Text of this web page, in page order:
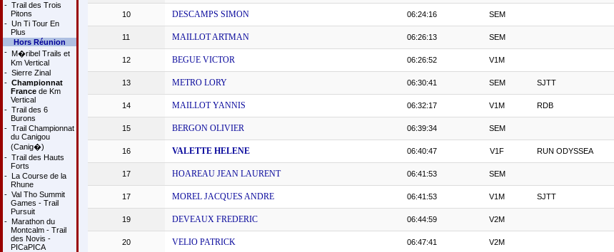
- Trail des Trois
Pitons
- Un Ti Tour En
Plus
Hors Réunion
- M�ribel Trails et
Km Vertical
- Sierre Zinal
- Championnat
Francede Km
Vertical
- Trail des 6
Burons
- Trail Championnat
du Canigou
(Canig�)
- Trail des Hauts
Forts
- La Course de la
Rhune
- Val Tho Summit
Games - Trail
Pursuit
- Marathon du
Montcalm - Trail
des Novis -
PICaPICA
10 DESCAMPS SIMON 06:24:16 SEM
11 MAILLOT ARTMAN 06:26:13 SEM
12 BEGUE VICTOR 06:26:52 V1M
13 METRO LORY 06:30:41 SEM SJTT
14 MAILLOT YANNIS 06:32:17 V1M RDB
15 BERGON OLIVIER 06:39:34 SEM
16 VALETTE HELENE 06:40:47 V1F RUN ODYSSEA
17 HOAREAU JEAN LAURENT 06:41:53 SEM
17 MOREL JACQUES ANDRE 06:41:53 V1M SJTT
19 DEVEAUX FREDERIC 06:44:59 V2M
20 VELIO PATRICK 06:47:41 V2M